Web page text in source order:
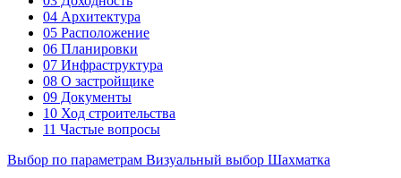
04 Архитектура
05 Расположение
06 Планировки
07 Инфраструктура
08 О застройщике
09 Документы
10 Ход строительства
11 Частые вопросы
Выбор по параметрам Визуальный выбор Шахматка